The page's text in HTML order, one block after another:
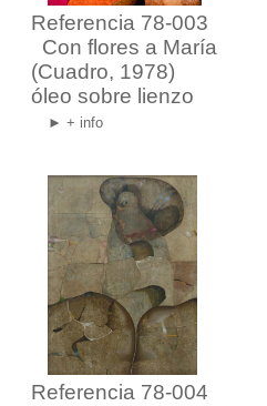
Referencia 78-003
Con flores a María
(Cuadro, 1978)
óleo sobre lienzo
► + info
Referencia 78-004